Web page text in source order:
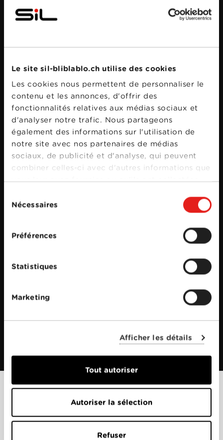
Le site sil-bliblablo.ch utilise des cookies
Les cookies nous permettent de personnaliser le
contenu et les annonces, d'offrir des
fonctionnalités relatives aux médias sociaux et
d'analyser notre trafic. Nous partageons
également des informations sur l'utilisation de
notre site avec nos partenaires de médias
sociaux, de publicité et d'analyse, qui peuvent
combiner celles-ci avec d'autres informations que
duNécessaires
Préférences
Statistiques
Marketing
Afficher les détails
Tout autoriser
Autoriser la sélection
Refuser
Bande annonce
Films apparentés